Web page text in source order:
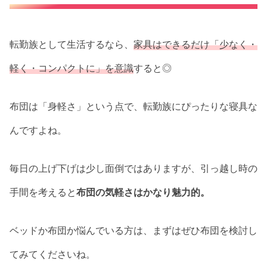
転勤族として生活するなら、 家具はできるだけ「少なく・
軽く・コンパクトに」を意識すると◎
布団は「身軽さ」という点で、転勤族にぴったりな寝具な
んですよね。
毎日の上げ下げは少し面倒ではありますが、引っ越し時の
手間を考えると布団の気軽さはかなり魅力的。
ベッドか布団か悩んでいる方は、まずはぜひ布団を検討し
てみてくださいね。